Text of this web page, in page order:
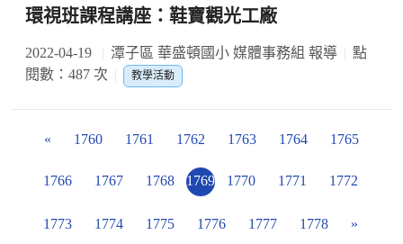
環視班課程講座：鞋寶觀光工廠
2022-04-19 潭子區 華盛頓國小 媒體事務組 報導
點
閱數：487 次
教學活動
« 1760 1761 1762 1763 1764 1765
1766 1767 1768 1769 1770 1771 1772
1773 1774 1775 1776 1777 1778 »